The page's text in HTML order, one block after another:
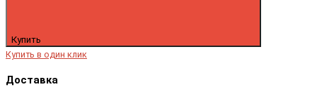
Купить
Купить в один клик
Доставка